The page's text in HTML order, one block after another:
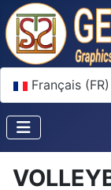
Sélectionnez votre
Français (FR)